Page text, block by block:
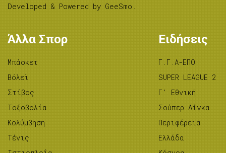
Developed & Powered by GeeSmo .
Άλλα Σπορ
Μπάσκετ
Βόλεϊ
Στίβος
Tοξοβολία
Κολύμβηση
Τένις
Ειδήσεις
Γ.Γ.Α-ΕΠΟ
SUPER LEAGUE 2
Γ’ Εθνική
Σούπερ Λίγκα
Περιφέρεια
Ελλάδα